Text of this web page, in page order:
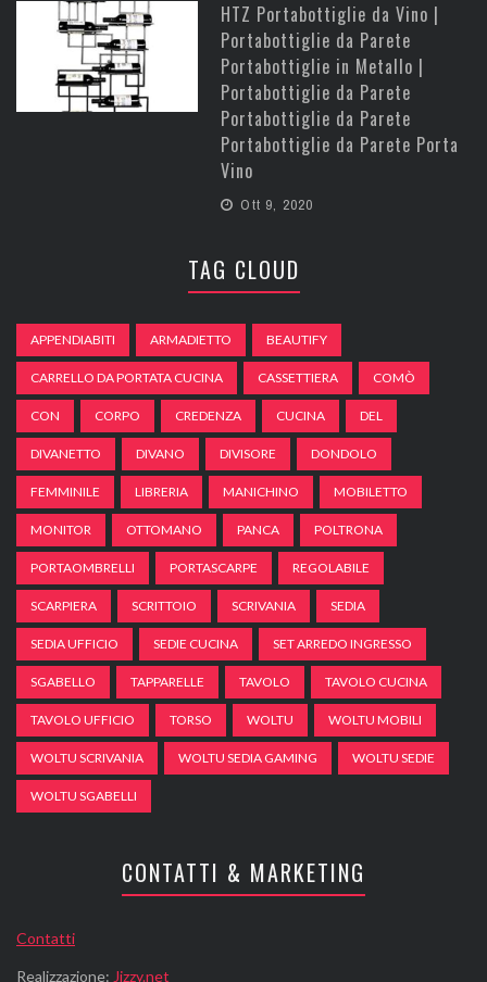
HTZ Portabottiglie da Vino |
Portabottiglie da Parete
Portabottiglie in Metallo |
Portabottiglie da Parete
Portabottiglie da Parete
Portabottiglie da Parete Porta
Vino
Ott 9, 2020
TAG CLOUD
APPENDIABITI ARMADIETTO BEAUTIFY
CARRELLO DA PORTATA CUCINA CASSETTIERA COMÒ
CON CORPO CREDENZA CUCINA DEL
DIVANETTO DIVANO DIVISORE DONDOLO
FEMMINILE LIBRERIA MANICHINO MOBILETTO
MONITOR OTTOMANO PANCA POLTRONA
PORTAOMBRELLI PORTASCARPE REGOLABILE
SCARPIERA SCRITTOIO SCRIVANIA SEDIA
SEDIA UFFICIO SEDIE CUCINA SET ARREDO INGRESSO
SGABELLO TAPPARELLE TAVOLO TAVOLO CUCINA
TAVOLO UFFICIO TORSO WOLTU WOLTU MOBILI
WOLTU SCRIVANIA WOLTU SEDIA GAMING WOLTU SEDIE
WOLTU SGABELLI
CONTATTI & MARKETING
Contatti
Realizzazione: Jizzy.net